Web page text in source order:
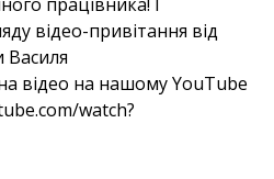
відео-привітання від
Василя
відео на нашому YouTube
watch?